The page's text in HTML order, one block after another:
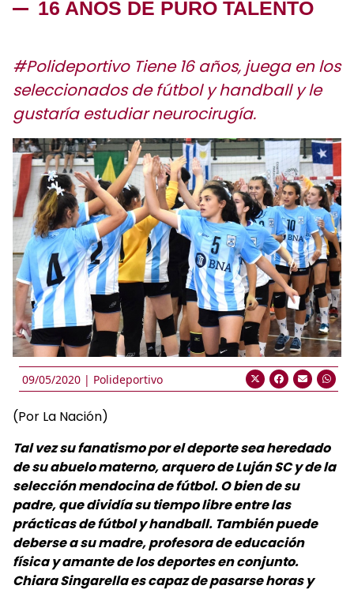
16 AÑOS DE PURO TALENTO
#Polideportivo Tiene 16 años, juega en los
seleccionados de fútbol y handball y le
gustaría estudiar neurocirugía.
09/05/2020 | Polideportivo
(Por La Nación)
Tal vez su fanatismo por el deporte sea heredado
de su abuelo materno, arquero de Luján SC y de la
selección mendocina de fútbol. O bien de su
padre, que dividía su tiempo libre entre las
prácticas de fútbol y handball. También puede
deberse a su madre, profesora de educación
física y amante de los deportes en conjunto.
Chiara Singarella es capaz de pasarse horas y